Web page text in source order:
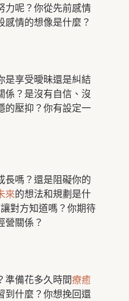
力呢？你從先前感情
感情的想像是什麼？
是享受曖昧還是糾結
係？是沒有自信、沒
的壓抑？你有設定一
長嗎？還是阻礙你的
來的想法和規劃是什
對方知道嗎？你期待
營關係？
準備花多久時間療癒
到什麼？你想挽回還